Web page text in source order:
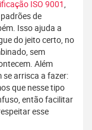
ISO 9001,
de
Isso ajuda a
do jeito certo, no
sem
Além
se arrisca a fazer:
que nesse tipo
então facilitar
esse